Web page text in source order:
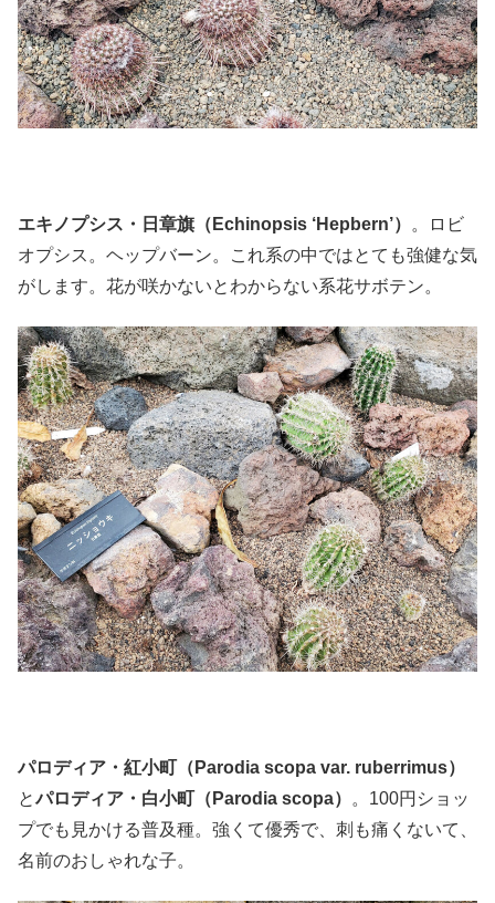
エキノプシス・日章旗（Echinopsis ‘Hepbern’）
。ロビ
オプシス。ヘップバーン。これ系の中ではとても強健な気
がします。花が咲かないとわからない系花サボテン。
パロディア・紅小町（Parodia scopa var. ruberrimus）
とパロディア・白小町（Parodia scopa）
。100円ショッ
プでも見かける普及種。強くて優秀で、刺も痛くないて、
名前のおしゃれな子。